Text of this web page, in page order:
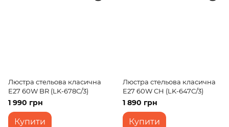
Люстра стельова класична
E27 60W BR (LK-678C/3)
1 990 грн
Купити
Люстра стельова класична
E27 60W CH (LK-647C/3)
1 890 грн
Купити